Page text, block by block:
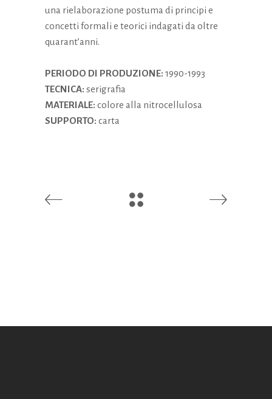
una rielaborazione postuma di principi e
concetti formali e teorici indagati da oltre
quarant’anni.
PERIODO DI PRODUZIONE: 1990-1993
TECNICA: serigrafia
MATERIALE: colore alla nitrocellulosa
SUPPORTO: carta